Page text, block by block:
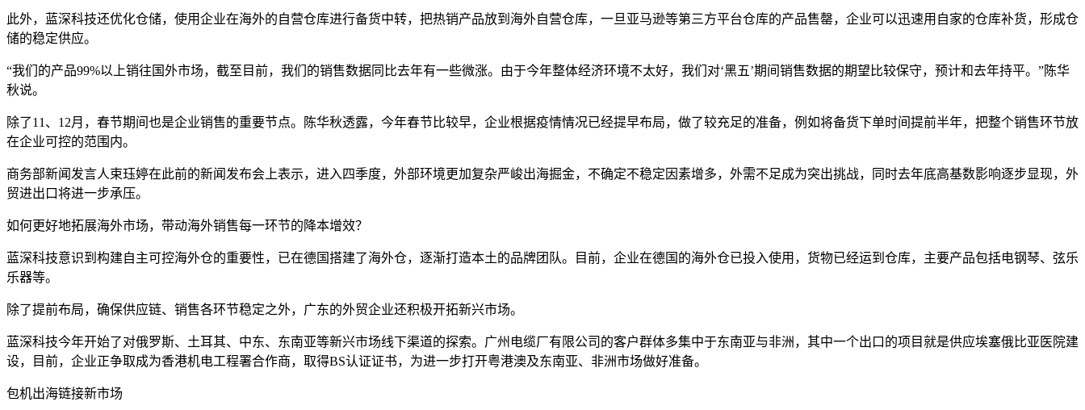
此外，蓝深科技还优化仓储，使用企业在海外的自营仓库进行备货中转，把热销产品放到海外自营仓库，一旦亚马逊等第三方平台仓库的产品售罄，企业可以迅速用自家的仓库补货，形成仓
储的稳定供应。
“我们的产品99%以上销往国外市场，截至目前，我们的销售数据同比去年有一些微涨。由于今年整体经济环境不太好，我们对‘黑五’期间销售数据的期望比较保守，预计和去年持平。”陈华
秋说。
除了11、12月，春节期间也是企业销售的重要节点。陈华秋透露，今年春节比较早，企业根据疫情情况已经提早布局，做了较充足的准备，例如将备货下单时间提前半年，把整个销售环节放
在企业可控的范围内。
商务部新闻发言人束珏婷在此前的新闻发布会上表示，进入四季度，外部环境更加复杂严峻出海掘金，不确定不稳定因素增多，外需不足成为突出挑战，同时去年底高基数影响逐步显现，外
贸进出口将进一步承压。
如何更好地拓展海外市场，带动海外销售每一环节的降本增效？
蓝深科技意识到构建自主可控海外仓的重要性，已在德国搭建了海外仓，逐渐打造本土的品牌团队。目前，企业在德国的海外仓已投入使用，货物已经运到仓库，主要产品包括电钢琴、弦乐
乐器等。
除了提前布局，确保供应链、销售各环节稳定之外，广东的外贸企业还积极开拓新兴市场。
蓝深科技今年开始了对俄罗斯、土耳其、中东、东南亚等新兴市场线下渠道的探索。广州电缆厂有限公司的客户群体多集中于东南亚与非洲，其中一个出口的项目就是供应埃塞俄比亚医院建
设，目前，企业正争取成为香港机电工程署合作商，取得BS认证证书，为进一步打开粤港澳及东南亚、非洲市场做好准备。
包机出海链接新市场